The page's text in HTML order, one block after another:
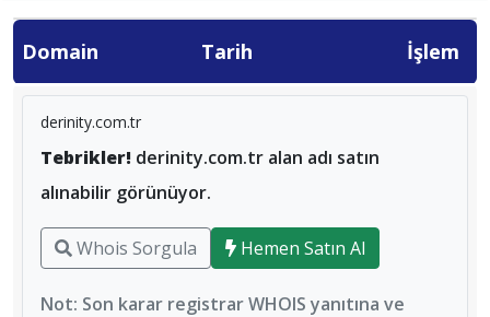
Domain Tarih İşlem
derinity.com.tr
Tebrikler! derinity.com.tr alan adı satın
alınabilir görünüyor.
Whois Sorgula Hemen Satın Al
Not: Son karar registrar WHOIS yanıtına ve